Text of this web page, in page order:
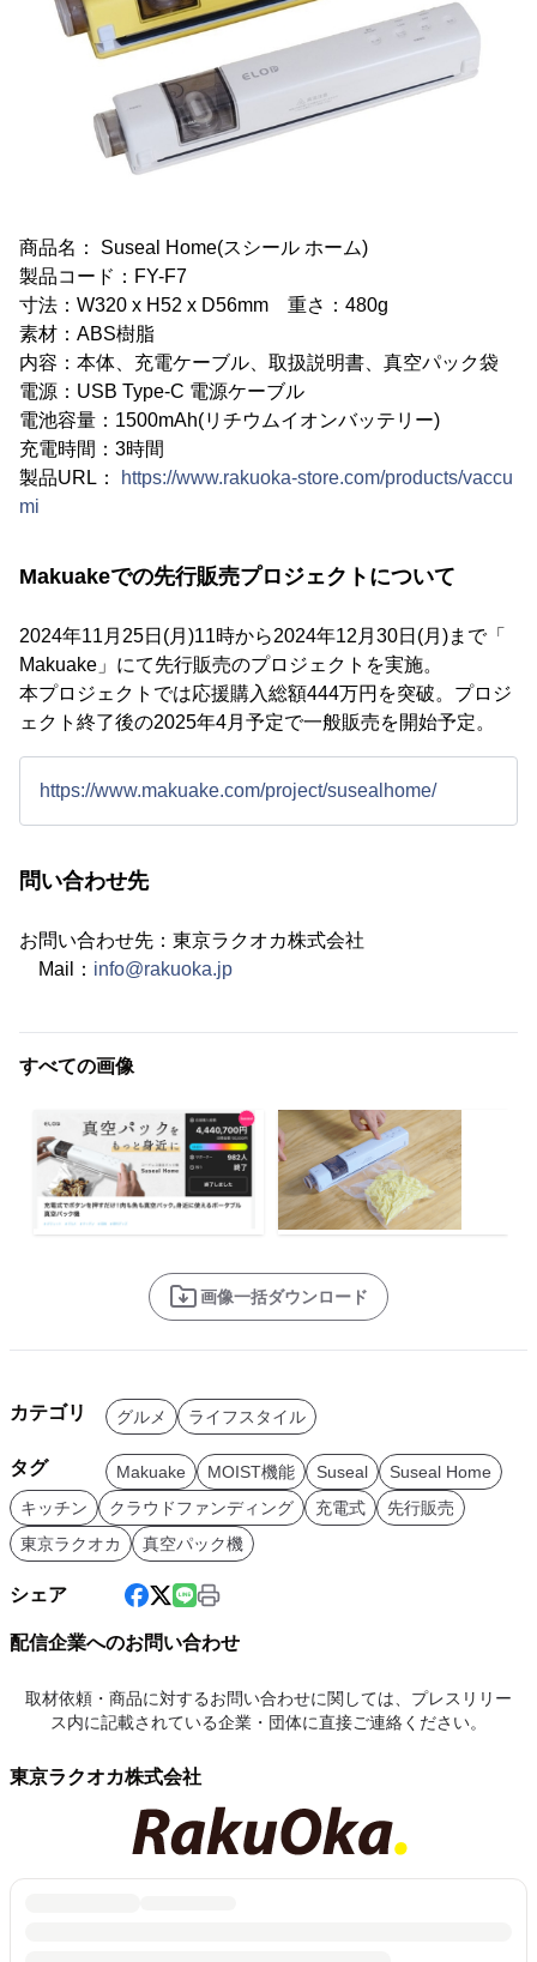
商品名： Suseal Home(スシール ホーム)
製品コード：FY-F7
寸法：W320 x H52 x D56mm 重さ：480g
素材：ABS樹脂
内容：本体、充電ケーブル、取扱説明書、真空パック袋
電源：USB Type-C 電源ケーブル
電池容量：1500mAh(リチウムイオンバッテリー)
充電時間：3時間
製品URL：
https://www.rakuoka-store.com/products/vaccu
mi
Makuakeでの先行販売プロジェクトについて
2024年11月25日(月)11時から2024年12月30日(月)まで「
Makuake」にて先行販売のプロジェクトを実施。
本プロジェクトでは応援購入総額444万円を突破。プロジ
ェクト終了後の2025年4月予定で一般販売を開始予定。
https://www.makuake.com/project/susealhome/
問い合わせ先
お問い合わせ先：東京ラクオカ株式会社
Mail： info@rakuoka.jp
すべての画像
画像一括ダウンロード
カテゴリ グルメ ライフスタイル
タグ Makuake MOIST機能 Suseal
Suseal Home
キッチン
クラウドファンディング 充電式
先行販売
東京ラクオカ
真空パック機
シェア
配信企業へのお問い合わせ
取材依頼・商品に対するお問い合わせに関しては、プレスリリー
ス内に記載されている企業・団体に直接ご連絡ください。
東京ラクオカ株式会社